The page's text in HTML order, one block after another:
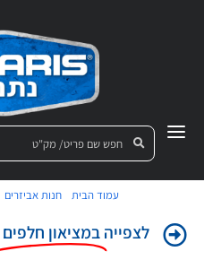
עמוד הבית /חנות אביזרים
לצפייהבמציאון חלפים